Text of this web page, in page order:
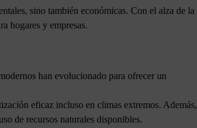
sino también económicas. Con el alza de la
hogares y empresas.
han evolucionado para ofrecer un
eficaz incluso en climas extremos. Además,
de recursos naturales disponibles.